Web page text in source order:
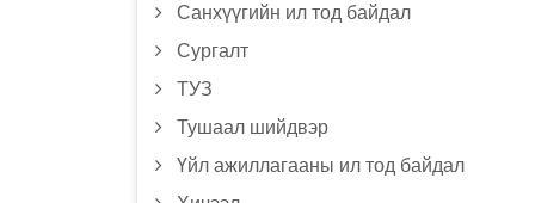
Санхүүгийн ил тод байдал
Сургалт
ТУЗ
Тушаал шийдвэр
Үйл ажиллагааны ил тод байдал